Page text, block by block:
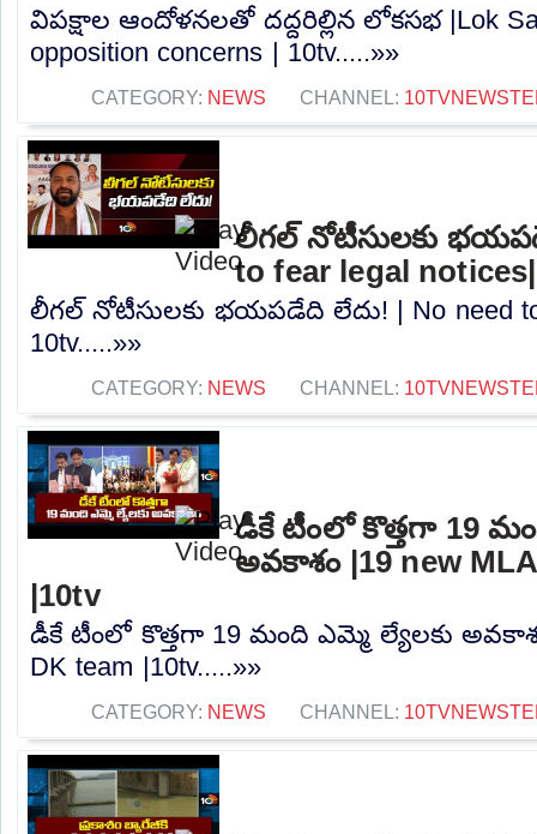
విపక్షాల ఆందోళనలతో దద్దరిల్లిన లోకసభ |Lok
opposition concerns | 10tv.....»»
CATEGORY: NEWS CHANNEL:
లీగల్ నోటీసులకు
to fear legal
లీగల్ నోటీసులకు భయపడేది లేదు! | No need to
10tv.....»»
CATEGORY: NEWS CHANNEL:
డీకే టీంలో కొత్తగా 19
అవకాశం |19 new
|10tv
డీకే టీంలో కొత్తగా 19 మంది ఎమ్మె ల్యేలకు
DK team |10tv.....»»
CATEGORY: NEWS CHANNEL: